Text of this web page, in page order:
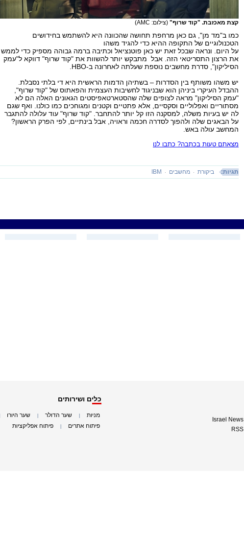
קצת מאכזבת. "קוד שרוף" (צילום: AMC)
כמו ב"מד מן", גם כאן מרחפת תחושה שהכוונה היא להשתמש בחידושים
הטכנולוגיים של התקופה ההיא כדי להגיד משהו
על היום. ונראה שבכל זאת יש כאן פוטנציאל וכתיבה ברמה גבוהה מספיק כדי לממש
את הרצון התסריטאי הזה. אבל מתבקש יותר להשוות את "קוד שרוף" דווקא ל"עמק
הסיליקון", סדרת מחשבים נוספת שעלתה לאחרונה ב-HBO.
יש משהו משותף בין הסדרות – בשתיהן הדמות הראשית היא די בלתי נסבלת.
ההבדל העיקרי ביניהן הוא שבניגוד לחשיבות העצמית והפאתוס של "קוד שרוף",
"עמק הסיליקון" מראה לצופים שלה שהסטארטאפיסטים הגאונים האלה הם לא
מסתוריים ואפלוליים וסקסיים, אלא פתטיים וקטנים ומגוחכים כמו כולנו. ואף שגם
לה יש בעיות משלה, למסקנה הזו קל יותר להתחבר. "קוד שרוף" עוד עלולה להתגבר
על הבאגים שלה ולהפוך לסדרה חכמה וראויה, אבל בינתיים, לפי הפרק הראשון?
המחשב עולה באש.
מצאתם טעות בכתבה? כתבו לנו
תגיות: ביקורת מחשבים IBM
Israel News
RSS
כלים ושירותים
מניות שער הדולר שער היורו
פיתוח אתרים פיתוח אפליקציות